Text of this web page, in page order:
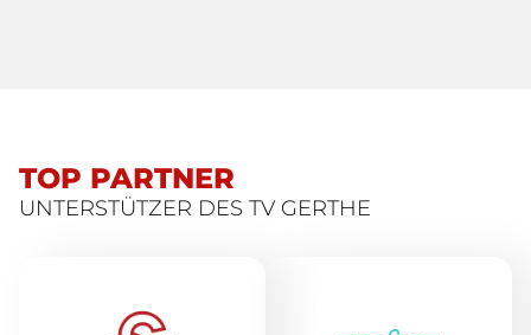
TOP PARTNER
UNTERSTÜTZER DES TV GERTHE